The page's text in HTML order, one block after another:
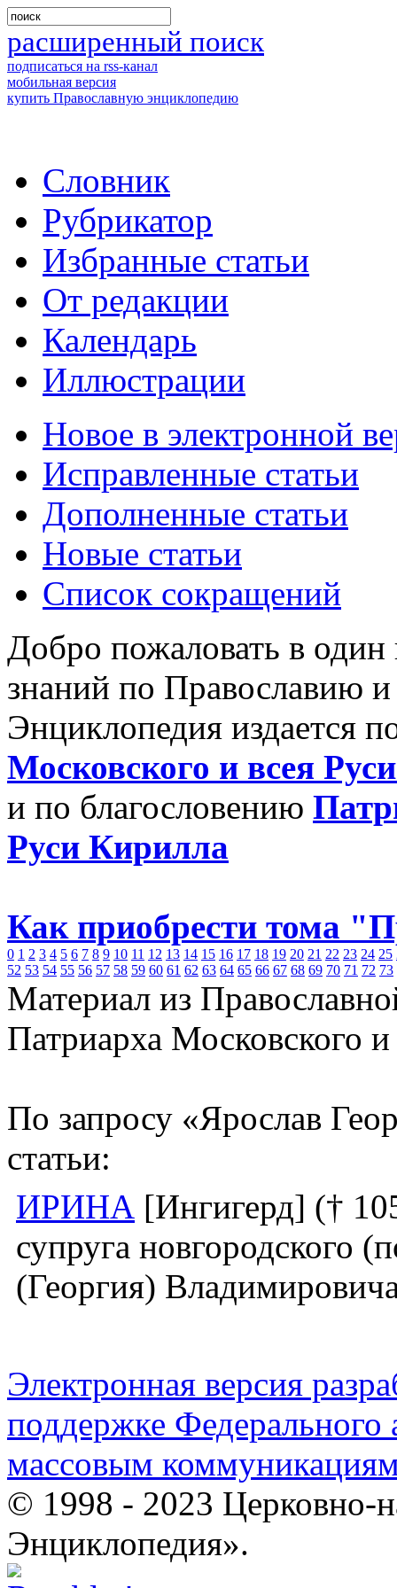
расширенный поиск
подписаться на rss-канал
мобильная версия
купить Православную энциклопедию
Словник
Рубрикатор
Избранные статьи
От редакции
Календарь
Иллюстрации
Новое в электронной
Исправленные статьи
Дополненные статьи
Новые статьи
Список сокращений
Добро пожаловать в
знаний по Православию
Энциклопедия издается
Московского и всея
и по благословению
Руси Кирилла
Как приобрести тома
0 1 2 3 4 5 6 7 8 9 10 11 12 13 14 15 16 17 18 19 20 21 22 23 24 25
52 53 54 55 56 57 58 59 60 61 62 63 64 65 66 67 68 69 70 71 72 73
Материал из
Патриарха Московского
По запросу «Ярослав
статьи:
ИРИНА [Ингигерд] (†
супруга новгородского
(Георгия)
Электронная версия
поддержке Федерального
массовым
© 1998 - 2023 Церковно-
Энциклопедия».